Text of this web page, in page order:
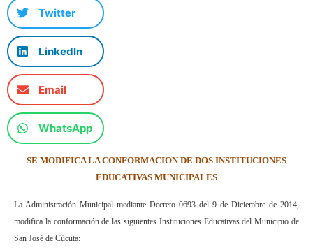
Twitter
LinkedIn
Email
WhatsApp
SE MODIFICA LA CONFORMACION DE DOS INSTITUCIONES
EDUCATIVAS MUNICIPALES
La Administración Municipal mediante Decreto 0693 del 9 de Diciembre de 2014,
modifica la conformación de las siguientes Instituciones Educativas del Municipio de
San José de Cúcuta: